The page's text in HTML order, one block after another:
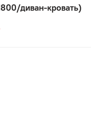
диван-кровать)